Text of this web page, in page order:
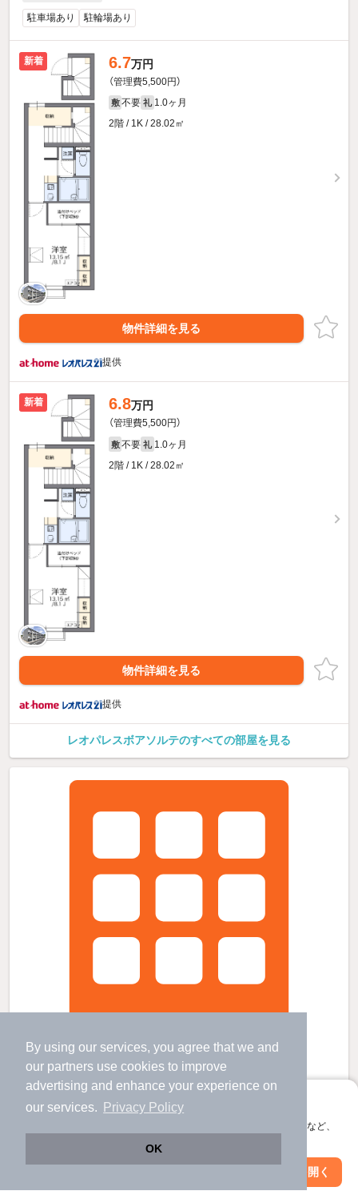
By using our services, you agree that we and
our partners use cookies to improve
advertising and enhance your experience on
our services.
Privacy Policy
OK
アプリに切り替えて、サクサクお部屋探し
会員登録なしですぐ使える。マップ検索やお気に入り保存など、
アプリを開く
駐車場あり 駐輪場あり
新着 6.7万円
（管理費5,500円）
敷 不要 礼 1.0ヶ月
2階 / 1K / 28.02㎡
物件詳細を見る
提供
新着 6.8万円
（管理費5,500円）
敷 不要 礼 1.0ヶ月
2階 / 1K / 28.02㎡
物件詳細を見る
提供
レオパレスボアソルテのすべての部屋を見る
レオパレスアベニュー赤坂の賃貸物件
須恵中央駅 歩13分 （香椎線）
新原駅 歩
2階建 / 19年8ヶ月 / 軽量鉄骨
絞り込み条件を変更